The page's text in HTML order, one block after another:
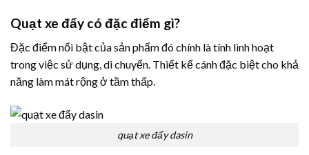
Quạt xe đẩy có đặc điểm gì?
Đặc điểm nổi bật của sản phẩm đó chính là tính linh hoạt
trong việc sử dụng, di chuyển. Thiết kế cánh đặc biệt cho khả
năng làm mát rộng ở tầm thấp.
quạt xe đẩy dasin